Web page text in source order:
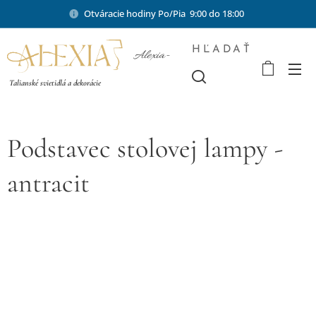
Otváracie hodiny Po/Pia 9:00 do 18:00
Alexia-
Talianské svietidlá a dekorácie
HĽADAŤ
Podstavec stolovej lampy -
antracit